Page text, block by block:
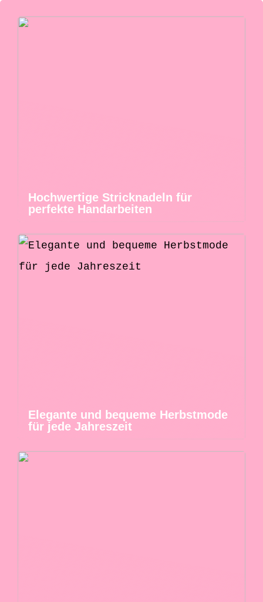
Hochwertige Stricknadeln für
perfekte Handarbeiten
Elegante und bequeme Herbstmode
für jede Jahreszeit